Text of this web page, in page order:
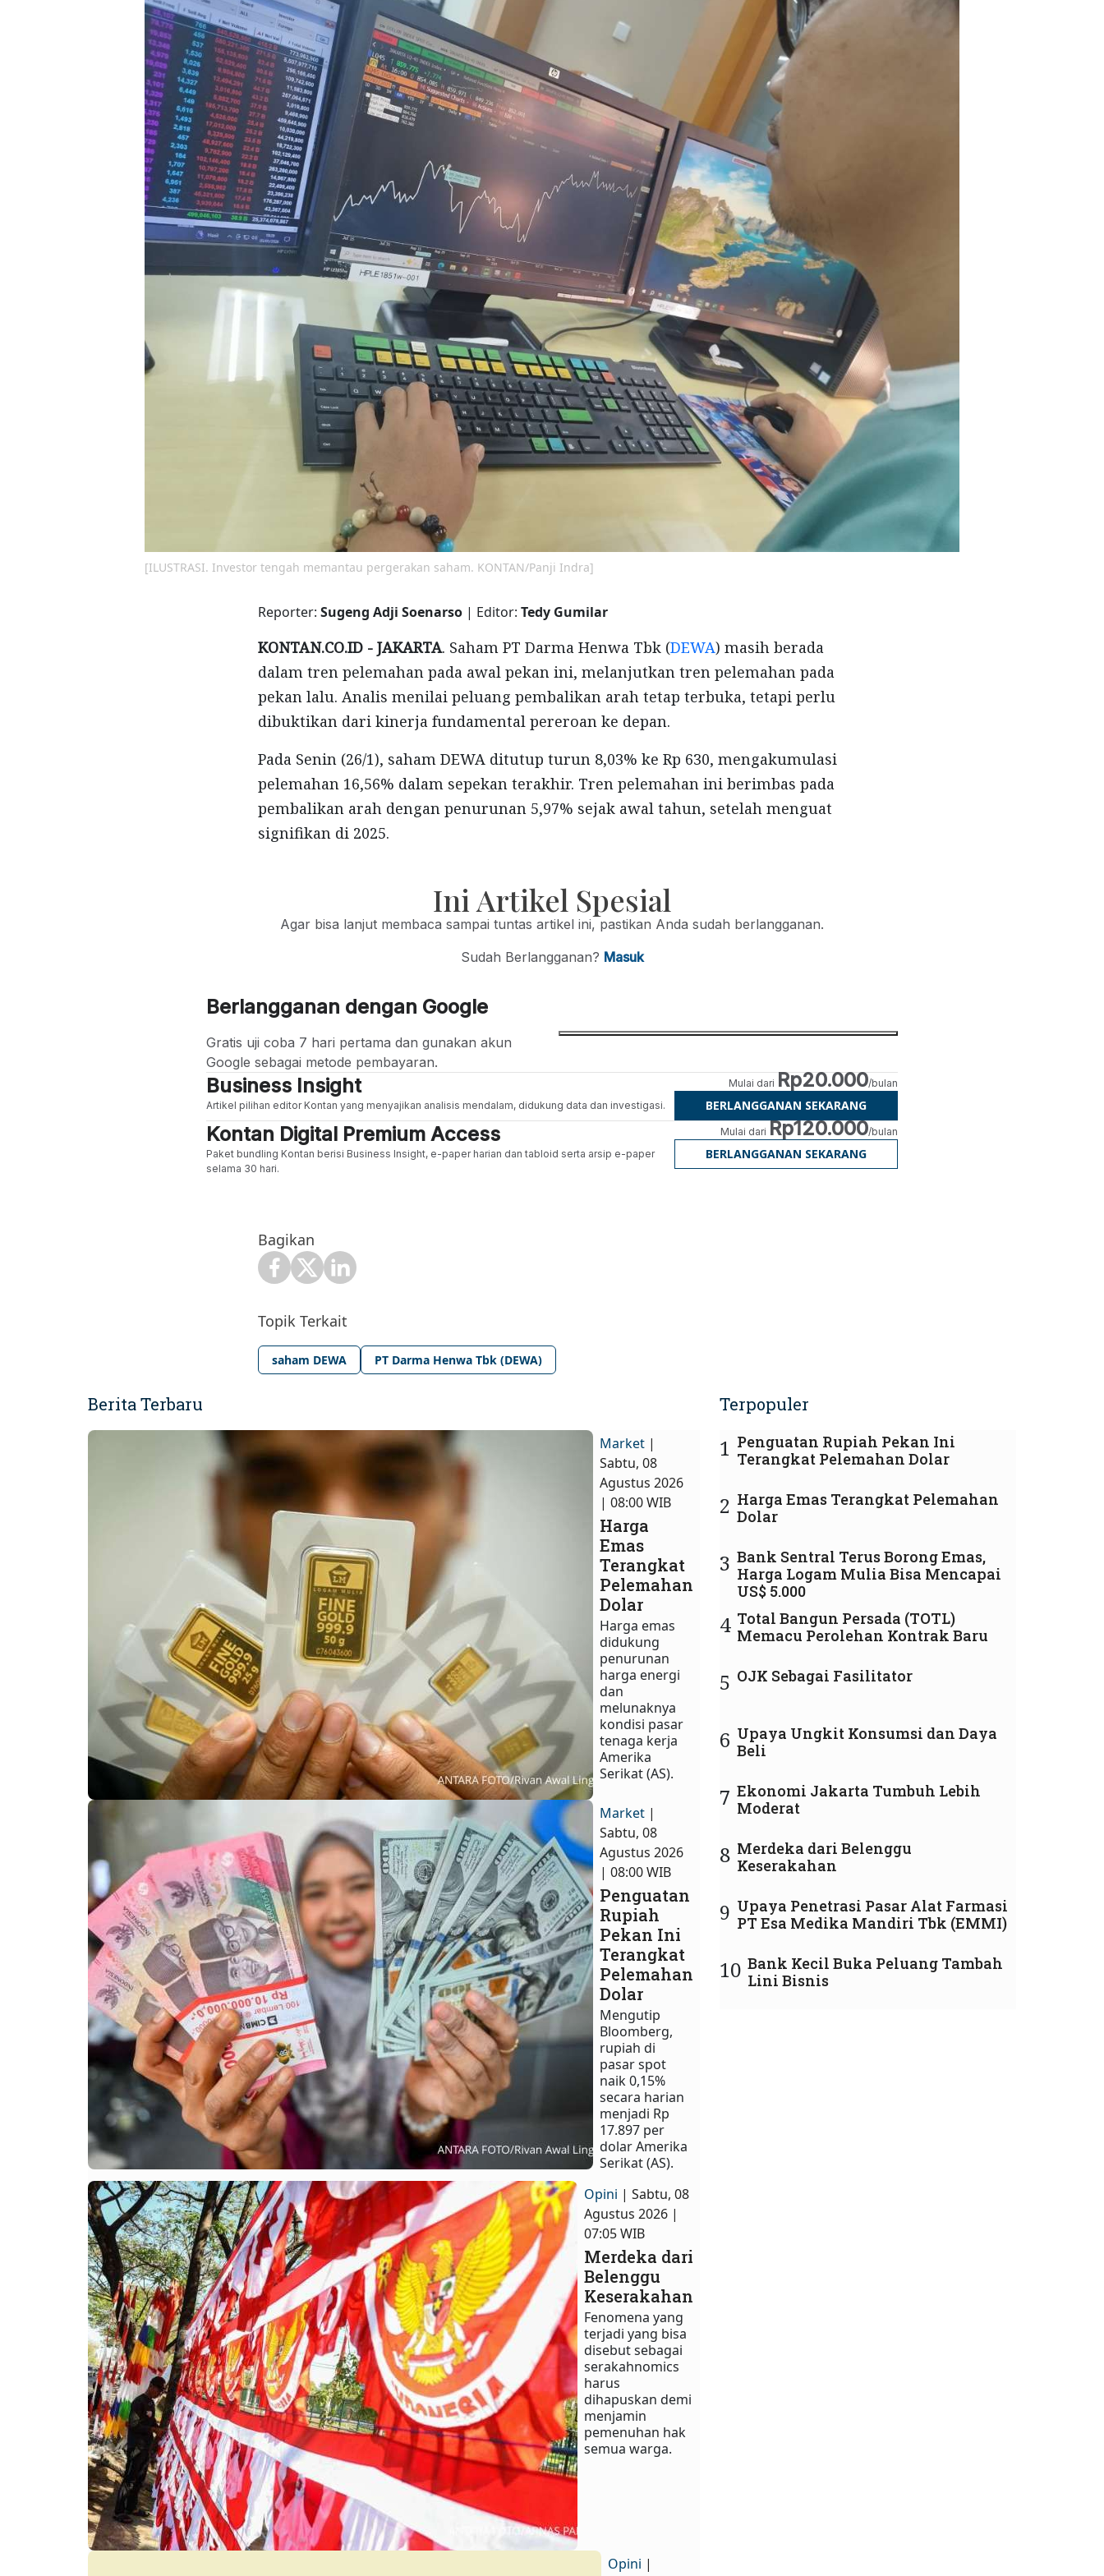
[ILUSTRASI. Investor tengah memantau pergerakan saham. KONTAN/Panji Indra]
Reporter: Sugeng Adji Soenarso | Editor: Tedy Gumilar
KONTAN.CO.ID - JAKARTA. Saham PT Darma Henwa Tbk (DEWA) masih berada
dalam tren pelemahan pada awal pekan ini, melanjutkan tren pelemahan pada
pekan lalu. Analis menilai peluang pembalikan arah tetap terbuka, tetapi perlu
dibuktikan dari kinerja fundamental pereroan ke depan.
Pada Senin (26/1), saham DEWA ditutup turun 8,03% ke Rp 630, mengakumulasi
pelemahan 16,56% dalam sepekan terakhir. Tren pelemahan ini berimbas pada
pembalikan arah dengan penurunan 5,97% sejak awal tahun, setelah menguat
signifikan di 2025.
Ini Artikel Spesial
Agar bisa lanjut membaca sampai tuntas artikel ini, pastikan Anda sudah berlangganan.
Sudah Berlangganan? Masuk
Berlangganan dengan Google
Gratis uji coba 7 hari pertama dan gunakan akun
Google sebagai metode pembayaran.
Business Insight
Artikel pilihan editor Kontan yang menyajikan analisis mendalam, didukung data dan investigasi.
Mulai dari Rp20.000/bulan
BERLANGGANAN SEKARANG
Kontan Digital Premium Access
Paket bundling Kontan berisi Business Insight, e-paper harian dan tabloid serta arsip e-paper
selama 30 hari.
Mulai dari Rp120.000/bulan
BERLANGGANAN SEKARANG
Bagikan
Topik Terkait
saham DEWA PT Darma Henwa Tbk (DEWA)
Berita Terbaru
Market |
Sabtu, 08
Agustus 2026
| 08:00 WIB
Harga
Emas
Terangkat
Pelemahan
Dolar
Harga emas
didukung
penurunan
harga energi
dan
melunaknya
kondisi pasar
tenaga kerja
Amerika
Serikat (AS).
Market |
Sabtu, 08
Agustus 2026
| 08:00 WIB
Penguatan
Rupiah
Pekan Ini
Terangkat
Pelemahan
Dolar
Mengutip
Bloomberg,
rupiah di
pasar spot
naik 0,15%
secara harian
menjadi Rp
17.897 per
dolar Amerika
Serikat (AS).
Opini | Sabtu, 08
Agustus 2026 |
07:05 WIB
Merdeka dari
Belenggu
Keserakahan
Fenomena yang
terjadi yang bisa
disebut sebagai
serakahnomics
harus
dihapuskan demi
menjamin
pemenuhan hak
semua warga.​
Opini |
Terpopuler
1 Penguatan Rupiah Pekan Ini
Terangkat Pelemahan Dolar
2 Harga Emas Terangkat Pelemahan
Dolar
3 Bank Sentral Terus Borong Emas,
Harga Logam Mulia Bisa Mencapai
US$ 5.000
4 Total Bangun Persada (TOTL)
Memacu Perolehan Kontrak Baru
5 OJK Sebagai Fasilitator
6 Upaya Ungkit Konsumsi dan Daya
Beli
7 Ekonomi Jakarta Tumbuh Lebih
Moderat
8 Merdeka dari Belenggu
Keserakahan
9 Upaya Penetrasi Pasar Alat Farmasi
PT Esa Medika Mandiri Tbk (EMMI)
10 Bank Kecil Buka Peluang Tambah
Lini Bisnis